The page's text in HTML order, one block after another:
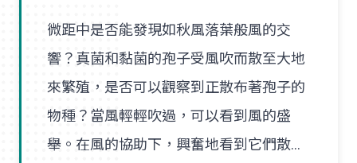
微距中是否能發現如秋風落葉般風的交
響？真菌和黏菌的孢子受風吹而散至大地
來繁殖，是否可以觀察到正散布著孢子的
物種？當風輕輕吹過，可以看到風的盛
舉。在風的協助下，興奮地看到它們散播